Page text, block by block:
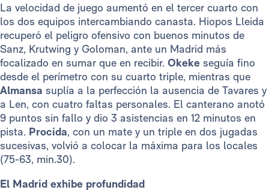
La velocidad de juego aumentó en el tercer cuarto con
los dos equipos intercambiando canasta. Hiopos Lleida
recuperó el peligro ofensivo con buenos minutos de
Sanz, Krutwing y Goloman, ante un Madrid más
focalizado en sumar que en recibir. Okeke seguía fino
desde el perímetro con su cuarto triple, mientras que
Almansa suplía a la perfección la ausencia de Tavares y
a Len, con cuatro faltas personales. El canterano anotó
9 puntos sin fallo y dio 3 asistencias en 12 minutos en
pista. Procida, con un mate y un triple en dos jugadas
sucesivas, volvió a colocar la máxima para los locales
(75-63, min.30).
El Madrid exhibe profundidad